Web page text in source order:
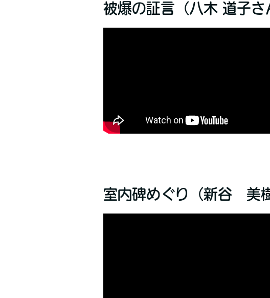
被爆の証言（八木 道子さ
室内碑めぐり（新谷 美